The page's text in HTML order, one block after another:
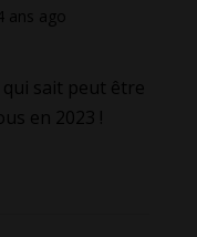
ans ago
sait peut être
en 2023 !